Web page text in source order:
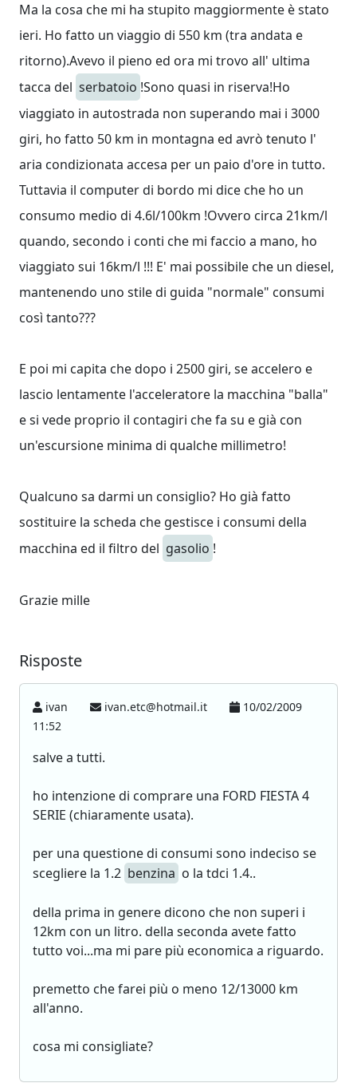
Ma la cosa che mi ha stupito maggiormente è stato
ieri. Ho fatto un viaggio di 550 km (tra andata e
ritorno).Avevo il pieno ed ora mi trovo all' ultima
tacca del serbatoio !Sono quasi in riserva!Ho
viaggiato in autostrada non superando mai i 3000
giri, ho fatto 50 km in montagna ed avrò tenuto l'
aria condizionata accesa per un paio d'ore in tutto.
Tuttavia il computer di bordo mi dice che ho un
consumo medio di 4.6l/100km !Ovvero circa 21km/l
quando, secondo i conti che mi faccio a mano, ho
viaggiato sui 16km/l !!! E' mai possibile che un diesel,
mantenendo uno stile di guida "normale" consumi
così tanto???
E poi mi capita che dopo i 2500 giri, se accelero e
lascio lentamente l'acceleratore la macchina "balla"
e si vede proprio il contagiri che fa su e già con
un'escursione minima di qualche millimetro!
Qualcuno sa darmi un consiglio? Ho già fatto
sostituire la scheda che gestisce i consumi della
macchina ed il filtro del gasolio !
Grazie mille
Risposte
ivan ivan.etc@hotmail.it
10/02/2009
11:52
salve a tutti.
ho intenzione di comprare una FORD FIESTA 4
SERIE (chiaramente usata).
per una questione di consumi sono indeciso se
scegliere la 1.2 benzina o la tdci 1.4..
della prima in genere dicono che non superi i
12km con un litro. della seconda avete fatto
tutto voi...ma mi pare più economica a riguardo.
premetto che farei più o meno 12/13000 km
all'anno.
cosa mi consigliate?